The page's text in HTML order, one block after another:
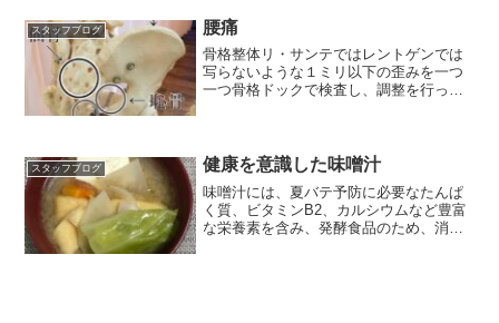
スタッフブログ 腰痛
骨格整体リ・サンテではレントゲンでは
写らないような１ミリ以下の歪みを一つ
一つ骨格ドックで検査し、調整を行って
スタッフブログ 健康を意識した味噌汁
味噌汁には、夏バテ予防に必要なたんぱ
く質、ビタミンB2、カルシウムなど豊富
な栄養素を含み、発酵食品のため、消化